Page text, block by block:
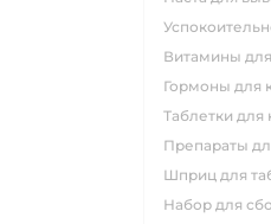
витамины
гормоны для
таблетки
препараты
шприц для
набор для